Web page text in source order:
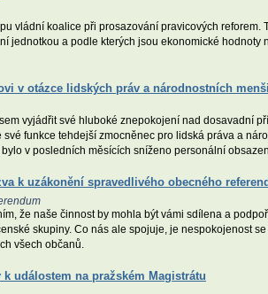
vládní koalice při prosazování pravicových
jednotkou a podle kterých jsou ekonomické hodnoty
v otázce lidských práv a národnostních
vyjádřit své hluboké znepokojení nad dosavadní
funkce tehdejší zmocněnec pro lidská práva a
v posledních měsících sníženo personální
k uzákonění spravedlivého obecného
že naše činnost by mohla být vámi sdílena a
skupiny. Co nás ale spojuje, je nespokojenost
všech občanů.
událostem na pražském Magistrátu